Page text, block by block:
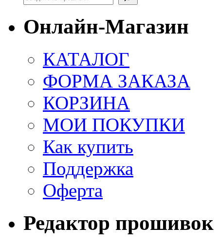
Онлайн-Магазин
КАТАЛОГ
ФОРМА ЗАКАЗА
КОРЗИНА
МОИ ПОКУПКИ
Как купить
Поддержка
Оферта
Редактор прошивок